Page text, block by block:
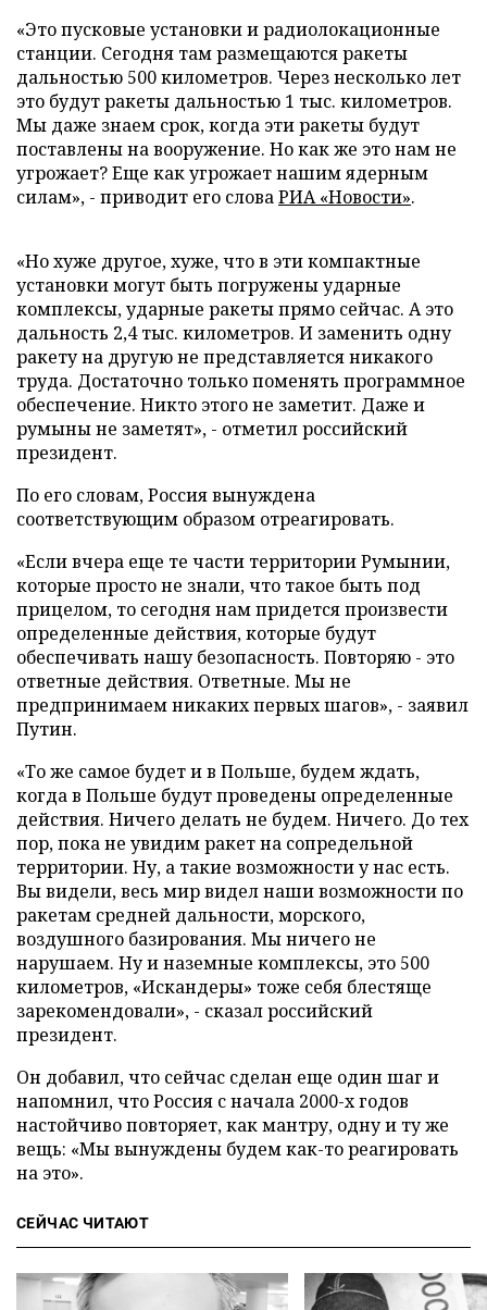
«Это пусковые установки и радиолокационные
станции. Сегодня там размещаются ракеты
дальностью 500 километров. Через несколько лет
это будут ракеты дальностью 1 тыс. километров.
Мы даже знаем срок, когда эти ракеты будут
поставлены на вооружение. Но как же это нам не
угрожает? Еще как угрожает нашим ядерным
силам», - приводит его словаРИА «Новости».
«Но хуже другое, хуже, что в эти компактные
установки могут быть погружены ударные
комплексы, ударные ракеты прямо сейчас. А это
дальность 2,4 тыс. километров. И заменить одну
ракету на другую не представляется никакого
труда. Достаточно только поменять программное
обеспечение. Никто этого не заметит. Даже и
румыны не заметят», - отметил российский
президент.
По его словам, Россия вынуждена
соответствующим образом отреагировать.
«Если вчера еще те части территории Румынии,
которые просто не знали, что такое быть под
прицелом, то сегодня нам придется произвести
определенные действия, которые будут
обеспечивать нашу безопасность. Повторяю - это
ответные действия. Ответные. Мы не
предпринимаем никаких первых шагов», - заявил
Путин.
«То же самое будет и в Польше, будем ждать,
когда в Польше будут проведены определенные
действия. Ничего делать не будем. Ничего. До тех
пор, пока не увидим ракет на сопредельной
территории. Ну, а такие возможности у нас есть.
Вы видели, весь мир видел наши возможности по
ракетам средней дальности, морского,
воздушного базирования. Мы ничего не
нарушаем. Ну и наземные комплексы, это 500
километров, «Искандеры» тоже себя блестяще
зарекомендовали», - сказал российский
президент.
Он добавил, что сейчас сделан еще один шаг и
напомнил, что Россия с начала 2000-х годов
настойчиво повторяет, как мантру, одну и ту же
вещь: «Мы вынуждены будем как-то реагировать
на это».
СЕЙЧАС ЧИТАЮТ